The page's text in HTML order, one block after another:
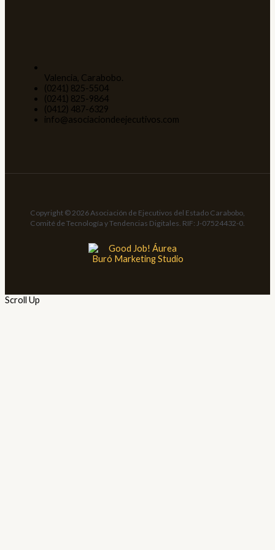
Valencia, Carabobo.
(0241) 825-5504
(0241) 825-9864
(0412) 487-6329
info@asociaciondeejecutivos.com
Copyright © 2026 Asociación de Ejecutivos del Estado Carabobo,
Comité de Tecnología y Tendencias Digitales. RIF: J-07524432-0.
Scroll Up